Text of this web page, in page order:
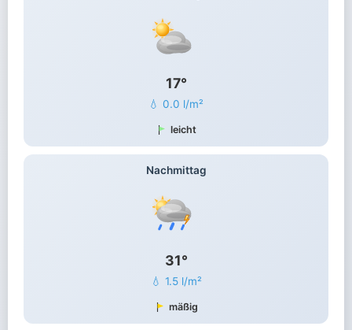
17°
💧 0.0 l/m²
leicht
Nachmittag
31°
💧 1.5 l/m²
mäßig